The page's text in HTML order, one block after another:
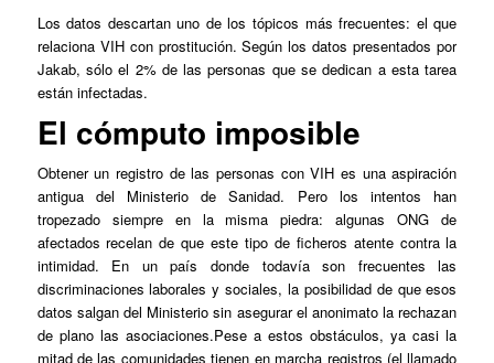
Los datos descartan uno de los tópicos más frecuentes: el que
relaciona VIH con prostitución. Según los datos presentados por
Jakab, sólo el 2% de las personas que se dedican a esta tarea
están infectadas.
El cómputo imposible
Obtener un registro de las personas con VIH es una aspiración
antigua del Ministerio de Sanidad. Pero los intentos han
tropezado siempre en la misma piedra: algunas ONG de
afectados recelan de que este tipo de ficheros atente contra la
intimidad. En un país donde todavía son frecuentes las
discriminaciones laborales y sociales, la posibilidad de que esos
datos salgan del Ministerio sin asegurar el anonimato la rechazan
de plano las asociaciones.Pese a estos obstáculos, ya casi la
mitad de las comunidades tienen en marcha registros (el llamado